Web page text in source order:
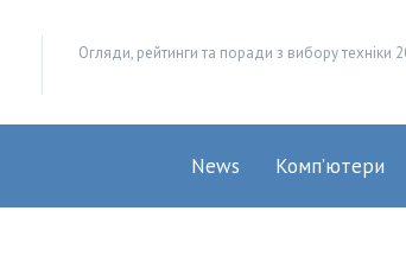
Огляди, рейтинги та поради з вибору техніки
News Комп’ютери